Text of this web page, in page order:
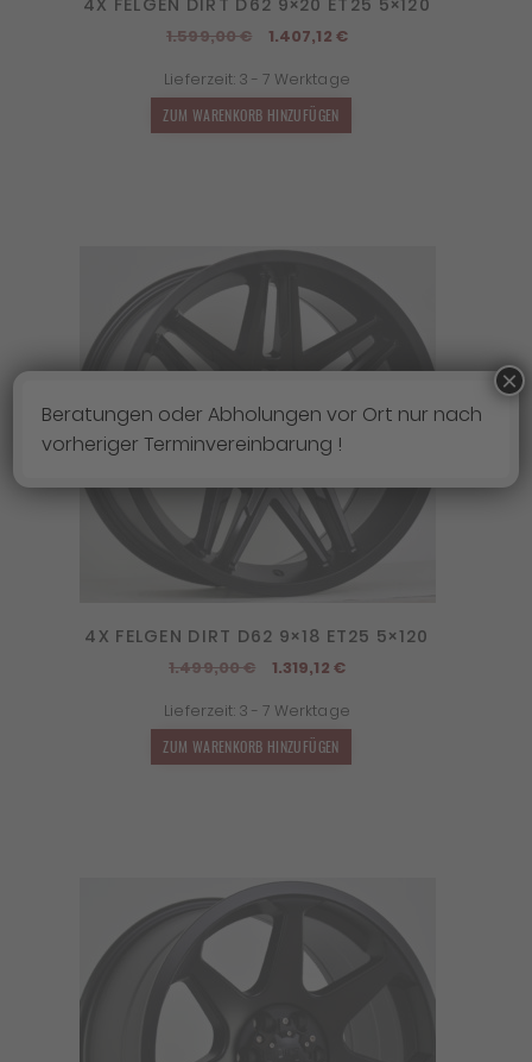
1.599,00€
Ursprünglicher
war:
1.599,00 €
1.407,12 €Aktueller
ist:
Lieferzeit: 3 - 7 Werktage
ZUM WARENKORB HINZUFÜGEN
4X FELGEN DIRT D62 9×18 ET25 5×120
1.499,00€
Ursprünglicher
war:
1.499,00 €
1.319,12 €Aktueller
ist:
Lieferzeit: 3 - 7 Werktage
ZUM WARENKORB HINZUFÜGEN
Beratungen oder Abholungen vor Ort nur nach
vorheriger Terminvereinbarung !
×